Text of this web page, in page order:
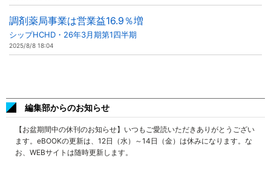
調剤薬局事業は営業益16.9％増
シップHCHD・26年3月期第1四半期
2025/8/8 18:04
編集部からのお知らせ
【お盆期間中の休刊のお知らせ】いつもご愛読いただきありがとうござい
ます。eBOOKの更新は、12日（水）～14日（金）は休みになります。な
お、WEBサイトは随時更新します。